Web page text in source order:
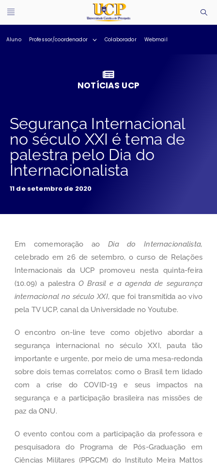
Aluno Professor/coordenador Colaborador Webmail
NOTÍCIAS UCP
Segurança Internacional
no século XXI é tema de
palestra pelo Dia do
Internacionalista
11 de setembro de 2020
Em comemoração aoDia do Internacionalista,
celebrado em 26 de setembro, o curso de Relações
Internacionais da UCP promoveu nesta quinta-feira
(10.09) a palestra O Brasil e a agenda de segurança
internacional no século XXI, que foi transmitida ao vivo
pela TV UCP, canal da Universidade no Youtube.
O encontro on-line teve como objetivo abordar a
segurança internacional no século XXI, pauta tão
importante e urgente, por meio de uma mesa-redonda
sobre dois temas correlatos: como o Brasil tem lidado
com a crise do COVID-19 e seus impactos na
segurança e a participação brasileira nas missões de
paz da ONU.
O evento contou com a participação da professora e
pesquisadora do Programa de Pós-Graduação em
Ciências Militares (PPGCM) do Instituto Meira Mattos